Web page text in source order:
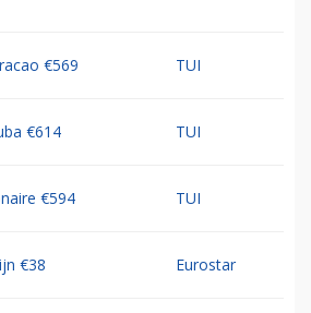
€569 TUI
€614 TUI
€594 TUI
€38 Eurostar